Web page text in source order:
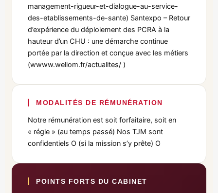
management-rigueur-et-dialogue-au-service-
des-etablissements-de-sante) Santexpo – Retour
d’expérience du déploiement des PCRA à la
hauteur d’un CHU : une démarche continue
portée par la direction et conçue avec les métiers
(wwww.weliom.fr/actualites/ )
MODALITÉS DE RÉMUNÉRATION
Notre rémunération est soit forfaitaire, soit en
« régie » (au temps passé) Nos TJM sont
confidentiels O (si la mission s’y prête) O
POINTS FORTS DU CABINET